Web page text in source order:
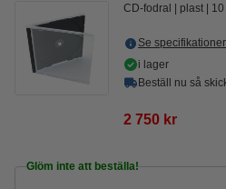
CD-fodral plast 10
Se
i lager
Beställ nu så
2 750 kr
Glöm inte att beställa!